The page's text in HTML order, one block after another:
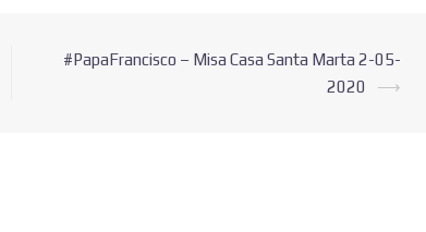
#PapaFrancisco – Misa Casa Santa Marta 2-05-
2020
⟶